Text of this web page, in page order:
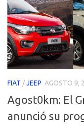
FIAT /JEEP AGOSTO 9,
Agost0km: El
anunció su